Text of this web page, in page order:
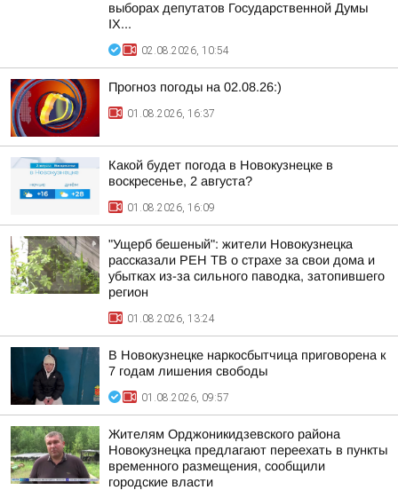
выборах депутатов Государственной Думы
IX...
02.08.2026, 10:54
Прогноз погоды на 02.08.26:)
01.08.2026, 16:37
Какой будет погода в Новокузнецке в
воскресенье, 2 августа?
01.08.2026, 16:09
"Ущерб бешеный": жители Новокузнецка
рассказали РЕН ТВ о страхе за свои дома и
убытках из-за сильного паводка, затопившего
регион
01.08.2026, 13:24
В Новокузнецке наркосбытчица приговорена к
7 годам лишения свободы
01.08.2026, 09:57
Жителям Орджоникидзевского района
Новокузнецка предлагают переехать в пункты
временного размещения, сообщили
городские власти